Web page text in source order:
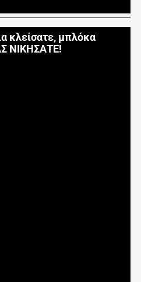
κλείσατε, μπλόκα
ΝΙΚΗΣΑΤΕ!